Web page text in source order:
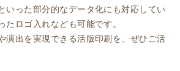
いった部分的なデータ化にも対応してい
たロゴ入れなども可能です。
演出を実現できる活版印刷を、ぜひご活